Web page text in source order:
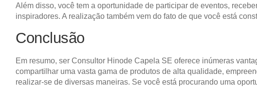
Além disso, você tem a oportunidade de participar de eventos,
inspiradores. A realização também vem do fato de que você está
Conclusão
Em resumo, ser Consultor Hinode Capela SE oferece inúmeras
compartilhar uma vasta gama de produtos de alta qualidade,
realizar-se de diversas maneiras. Se você está procurando uma